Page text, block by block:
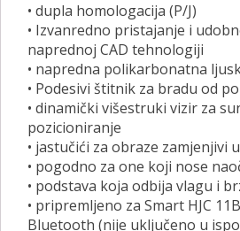
• dupla homologacija (P/J)
• Izvanredno pristajanje i
naprednoj CAD tehnologiji
• napredna polikarbonatna
• Podesivi štitnik za bradu od
• dinamički višestruki vizir za
pozicioniranje
• jastučići za obraze zamjenjivi
• pogodno za one koji nose
• podstava koja odbija vlagu i
• pripremljeno za Smart HJC
Bluetooth (nije uključeno u